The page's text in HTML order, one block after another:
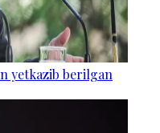
yetkazib berilgan